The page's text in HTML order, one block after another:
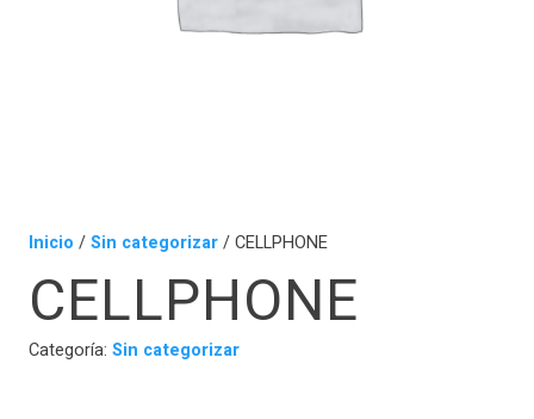
Inicio /Sin categorizar/ CELLPHONE
CELLPHONE
Categoría: Sin categorizar